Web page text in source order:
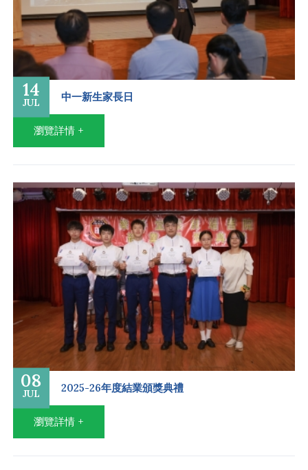
14
JUL 中一新生家長日
瀏覽詳情 +
08
JUL 2025-26年度結業頒獎典禮
瀏覽詳情 +